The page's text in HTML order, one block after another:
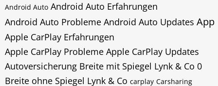
Android Auto Android Auto Erfahrungen
Android Auto Probleme Android Auto Updates App
Apple CarPlay Erfahrungen
Apple CarPlay Probleme Apple CarPlay Updates
Autoversicherung Breite mit Spiegel Lynk & Co 0
Breite ohne Spiegel Lynk & Co carplay Carsharing